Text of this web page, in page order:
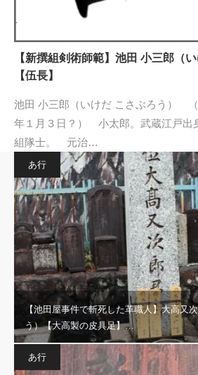
【新撰組剣術師範】池田 小三郎（
【伍長】
池田 小三郎（いけだ こさぶろう）
年１月３日？） 小太郎。武蔵江戸出
組隊士。 元治…
あ行
【池田屋事件で斬死した革職人】大高又
う）【大高製の皮具足】…
あ行